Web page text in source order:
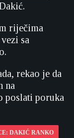
riječima
sa
rekao je da
na
poslati poruka
DAKIĆ RANKO